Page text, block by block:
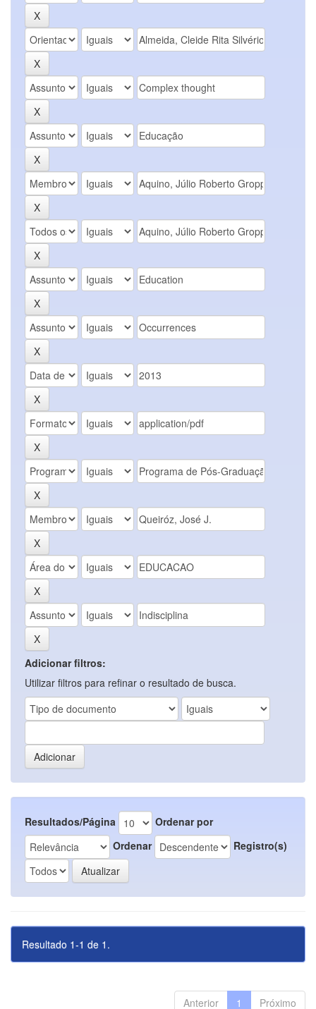
Adicionar filtros:
Utilizar filtros para refinar o resultado de busca.
Resultados/Página
Ordenar por
Ordenar
Registro(s)
Resultado 1-1 de 1.
Anterior 1 Próximo